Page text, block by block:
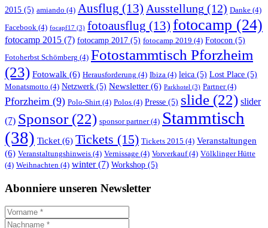
2015 (5) amiando (4) Ausflug (13) Ausstellung (12) Danke (4)
Facebook (4) focapf17 (3) fotoausflug (13) fotocamp (24)
fotocamp 2015 (7) fotocamp 2017 (5) fotocamp 2019 (4) Fotocon (5)
Fotoherbst Schömberg (4) Fotostammtisch Pforzheim
(23) Fotowalk (6) Herausforderung (4) Ibiza (4) leica (5) Lost Place (5)
Monatsmotto (4) Netzwerk (5) Newsletter (6) Parkhotel (3) Partner(4)
Pforzheim (9) Polo-Shirt (4) Polos (4) Presse (5) slide (22) slider
(7) Sponsor(22) sponsor partner(4) Stammtisch
(38) Ticket (6) Tickets (15) Tickets 2015 (4) Veranstaltungen
(6) Veranstaltungshinweis (4) Vernissage (4) Vorverkauf(4) Völklinger Hütte
(4) Weihnachten (4) winter(7) Workshop (5)
Abonniere unseren Newsletter